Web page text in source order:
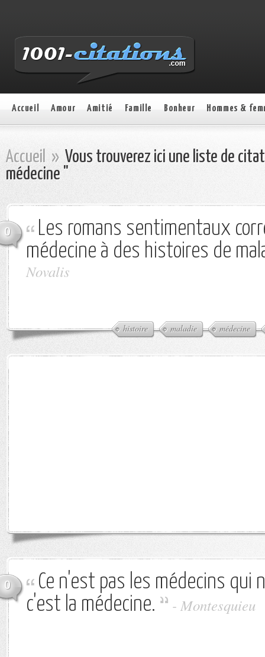
Accueil Amour Amitié Famille Bonheur Hommes &
Accueil » Vous trouverez ici une liste de
médecine "
0
Les romans sentimentaux
médecine à des histoires de
Novalis
histoire maladie médecine
0
Ce n'est pas les médecins qui
c'est la médecine.
- Montesquieu